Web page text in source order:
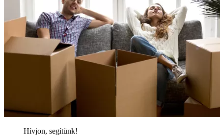
Hívjon, segítünk!